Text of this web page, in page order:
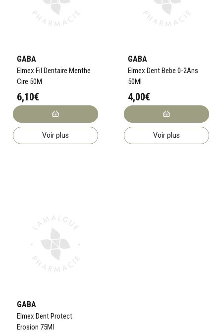
GABA
Elmex Fil Dentaire Menthe
Cire 50M
6,10€
Voir plus
GABA
Elmex Dent Bebe 0-2Ans
50Ml
4,00€
Voir plus
GABA
Elmex Dent Protect
Erosion 75Ml